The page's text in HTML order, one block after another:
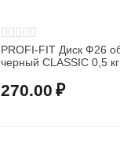
PROFI-FIT Диск Ф26
черный CLASSIC 0,5 кг
270.00 ₽